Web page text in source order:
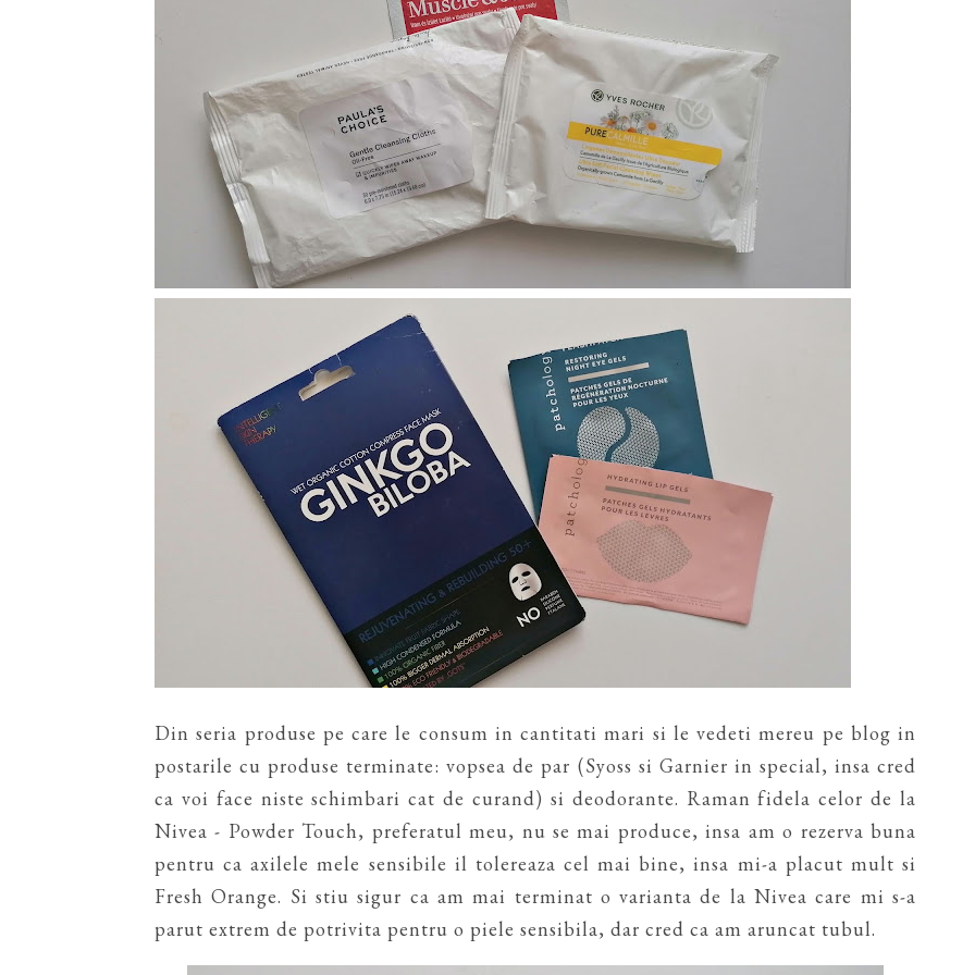
Din seria produse pe care le consum in cantitati mari si le vedeti mereu pe blog in
postarile cu produse terminate: vopsea de par (Syoss si Garnier in special, insa cred
ca voi face niste schimbari cat de curand) si deodorante. Raman fidela celor de la
Nivea - Powder Touch, preferatul meu, nu se mai produce, insa am o rezerva buna
pentru ca axilele mele sensibile il tolereaza cel mai bine, insa mi-a placut mult si
Fresh Orange. Si stiu sigur ca am mai terminat o varianta de la Nivea care mi s-a
parut extrem de potrivita pentru o piele sensibila, dar cred ca am aruncat tubul.